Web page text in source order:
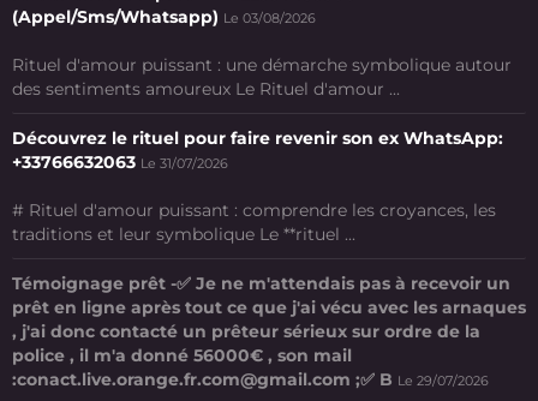
(Appel/Sms/Whatsapp) Le 03/08/2026
Rituel d'amour puissant : une démarche symbolique autour
des sentiments amoureux Le Rituel d'amour ...
Découvrez le rituel pour faire revenir son ex WhatsApp:
+33766632063 Le 31/07/2026
# Rituel d'amour puissant : comprendre les croyances, les
traditions et leur symbolique Le **rituel ...
Témoignage prêt -✅ Je ne m'attendais pas à recevoir un
prêt en ligne après tout ce que j'ai vécu avec les arnaques
, j'ai donc contacté un prêteur sérieux sur ordre de la
police , il m'a donné 56000€ , son mail
:conact.live.orange.fr.com@gmail.com ;✅ B Le 29/07/2026